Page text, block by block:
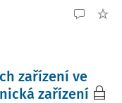
zařízení ve
zařízení